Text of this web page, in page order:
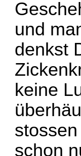
und
denkst
keine
schon